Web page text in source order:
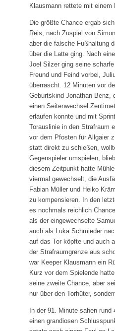
Klausmann rettete mit einem
Die größte Chance ergab
Reis, nach Zuspiel von
aber die falsche Fußhaltung
über die Latte ging. Nach
Joel Silzer ging seine
Freund und Feind vorbei,
überrascht. 12 Minuten vor
Geburtskind Jonathan Benz,
einen Seitenwechsel
erlaufen konnte und mit
Torauslinie in den Strafraum
vor dem Pfosten für Allgaier
statt direkt zu schießen,
Gegenspieler umspielen,
diesem Zeitpunkt hatte
viermal gewechselt, die
Fabian Müller und Heiko
zu kompensieren. In den
es nochmals reichlich
als der eingewechselte
auch als Luka Schmieder
auf das Tor köpfte und auch
der Strafraumgrenze aus
war Keeper Klausmann ein
Kurz vor dem Spielende
seine zweite Chance, aber
nur über den Torhüter,
In der 91. Minute sahen
einen grandiosen